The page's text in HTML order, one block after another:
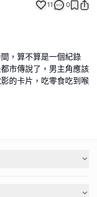
11 0
，算不算是一個紀錄
市傳說了，男主角應該
的卡片，吃零食吃到喉